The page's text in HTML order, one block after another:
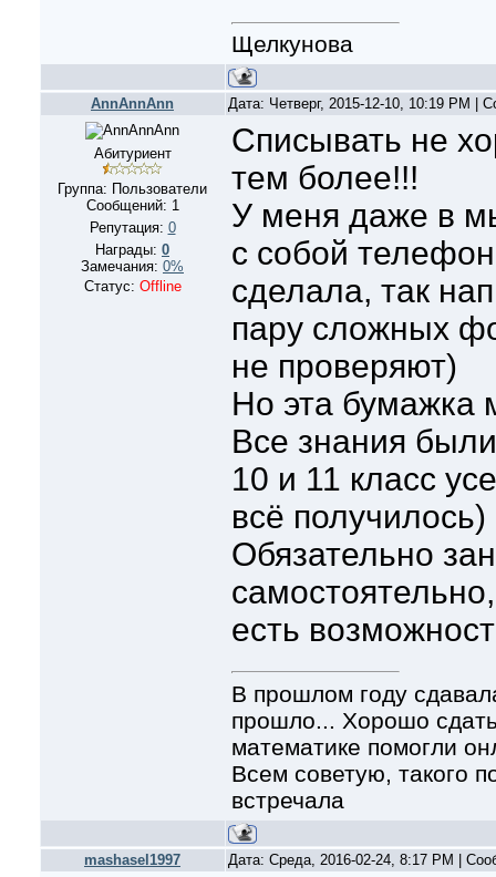
Щелкунова
AnnAnnAnn Дата: Четверг, 2015-12-10, 10:19 PM |
Абитуриент
Группа: Пользователи
Сообщений: 1
Репутация: 0
Награды: 0
Замечания: 0%
Статус: Offline
Списывать не
тем более!!!
У меня даже в
с собой
сделала, так
пару сложных
не проверяют)
Но эта бумажка
Все знания
10 и 11 класс
всё получилось)
Обязательно
есть
В прошлом году
прошло... Хорошо
математике помогли
Всем советую, такого
встречала
mashasel1997
Дата: Среда, 2016-02-24, 8:17 PM |